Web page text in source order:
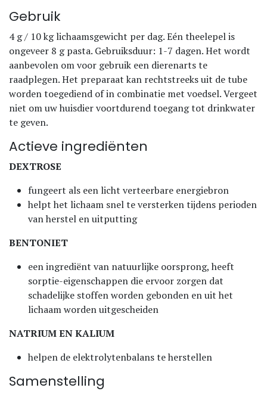
Gebruik
4 g / 10 kg lichaamsgewicht per dag. Eén theelepel is
ongeveer 8 g pasta. Gebruiksduur: 1-7 dagen. Het wordt
aanbevolen om voor gebruik een dierenarts te
raadplegen. Het preparaat kan rechtstreeks uit de tube
worden toegediend of in combinatie met voedsel. Vergeet
niet om uw huisdier voortdurend toegang tot drinkwater
te geven.
Actieve ingrediënten
DEXTROSE
fungeert als een licht verteerbare energiebron
helpt het lichaam snel te versterken tijdens perioden
van herstel en uitputting
BENTONIET
een ingrediënt van natuurlijke oorsprong, heeft
sorptie-eigenschappen die ervoor zorgen dat
schadelijke stoffen worden gebonden en uit het
lichaam worden uitgescheiden
NATRIUM EN KALIUM
helpen de elektrolytenbalans te herstellen
Samenstelling